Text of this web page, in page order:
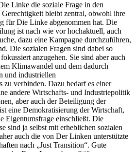
Linke die soziale Frage in den
bleibt zentral, obwohl ihre
für Die Linke abgenommen hat. Die
ist nach wie vor hochaktuell, auch
dazu eine Kampagne durchzuführen,
Die sozialen Fragen sind dabei so
anzugehen. Sie sind aber auch
Klimawandel und dem dadurch
und industriellen
zu verbinden. Dazu bedarf es einer
andere Wirtschafts- und Industriepolitik
aber auch der Beteiligung der
eine Demokratisierung der Wirtschaft,
Eigentumsfrage einschließt. Die
sind ja selbst mit erheblichen sozialen
auch die von Der Linken unterstützte
nach „Just Transition“. Gute